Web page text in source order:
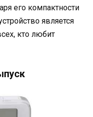
его компактности
является
кто любит